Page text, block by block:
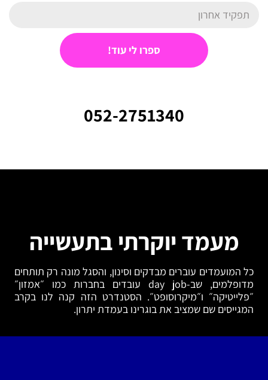
ספרו לי עוד!
052-2751340⁩
מעמד יוקרתי בתעשייה
כל המועמדים עוברים מבדקים וסינון, והסגל מונה רק תותחים
מדופלמים, שב-day job עובדים בחברות כמו ״אמזון״
״פלייטיקה״ ו״מיקרוסופט״. הסטנדרט הזה קנה לנו בקרב
המגייסים שם שמציב את בוגרינו בעמדת יתרון.